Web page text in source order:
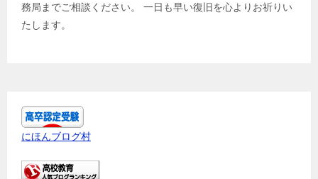
務局までご相談ください。 一日も早い復旧を心よりお祈りい
たします。
にほんブログ村